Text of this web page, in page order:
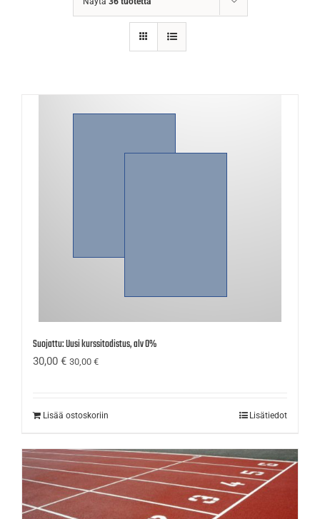
Suojattu: Uusi kurssitodistus, alv 0%
30,00 € 30,00 €
Lisää ostoskoriin Lisätiedot